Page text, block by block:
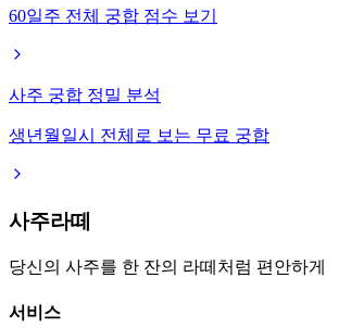
60일주 전체 궁합 점수 보기
사주 궁합 정밀 분석
생년월일시 전체로 보는 무료 궁합
사주라떼
당신의 사주를 한 잔의 라떼처럼 편안하게
서비스